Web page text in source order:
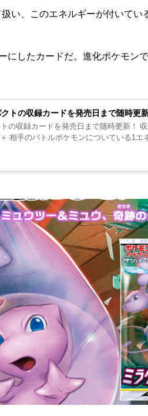
い、このエネルギーが付いてい
にしたカードだ。進化ポケモン
トの収録カードを発売日まで随時更新
の収録カードを発売日まで随時更新！
相手のバトルポケモンについている1エ